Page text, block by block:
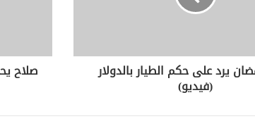
يرد على حكم الطيار بالدولار
(فيديو)
صلاح